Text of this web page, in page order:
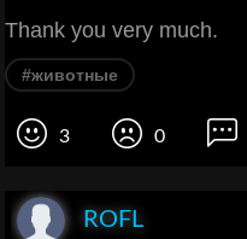
Thank you very much.
#животные
3 0
ROFL